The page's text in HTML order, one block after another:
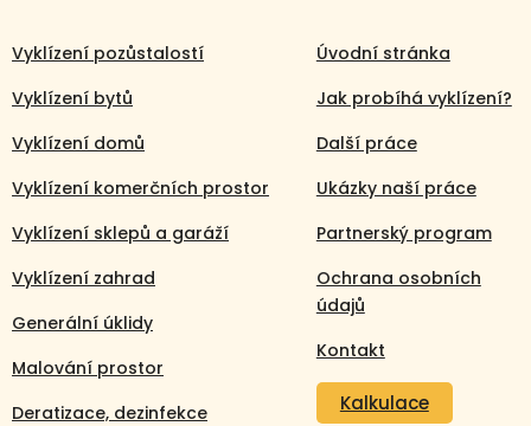
Vyklízení pozůstalostí
Vyklízení bytů
Vyklízení domů
Vyklízení komerčních prostor
Vyklízení sklepů a garáží
Vyklízení zahrad
Generální úklidy
Malování prostor
Deratizace, dezinfekce
Úvodní stránka
Jak probíhá vyklízení?
Další práce
Ukázky naší práce
Partnerský program
Ochrana osobních
údajů
Kontakt
Kalkulace